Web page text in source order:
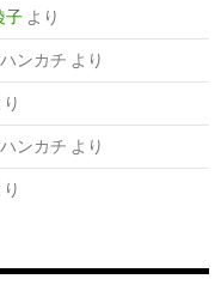
より
ンカチ より
ンカチ より